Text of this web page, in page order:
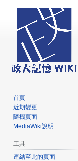
首頁
近期變更
隨機頁面
MediaWiki說明
工具
連結至此的頁面